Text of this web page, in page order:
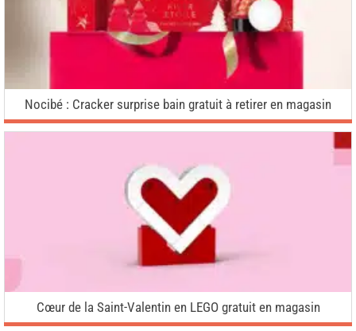
Nocibé : Cracker surprise bain gratuit à retirer en magasin
Cœur de la Saint-Valentin en LEGO gratuit en magasin